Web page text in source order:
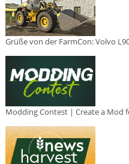
Grüße von der FarmCon: Volvo
Modding Contest | Create a Mod